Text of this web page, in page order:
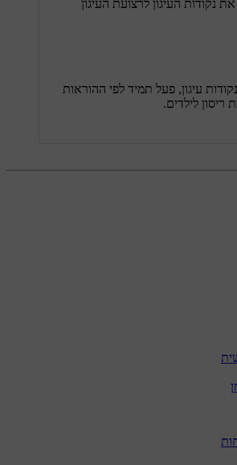
נקודות העיגון לרצועת העיגון
עיגון, פעל תמיד לפי ההוראות
ריסון לילדים.